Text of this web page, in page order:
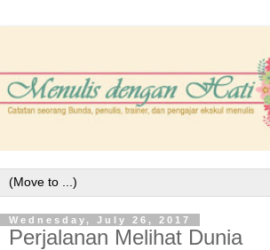
Wednesday, July 26, 2017
Perjalanan Melihat Dunia